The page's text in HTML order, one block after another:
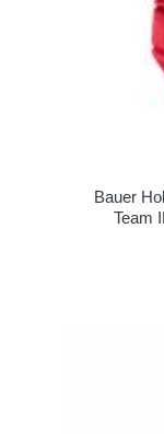
Bauer
Team